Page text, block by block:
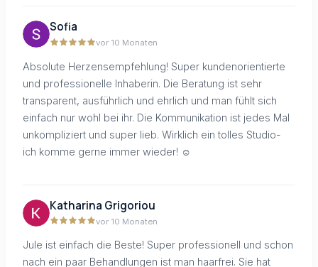
Sofia
vor 10 Monaten
Absolute Herzensempfehlung! Super kundenorientierte
und professionelle Inhaberin. Die Beratung ist sehr
transparent, ausführlich und ehrlich und man fühlt sich
einfach nur wohl bei ihr. Die Kommunikation ist jedes Mal
unkompliziert und super lieb. Wirklich ein tolles Studio-
ich komme gerne immer wieder! ☺️
Katharina Grigoriou
vor 10 Monaten
Jule ist einfach die Beste! Super professionell und schon
nach ein paar Behandlungen ist man haarfrei. Sie hat